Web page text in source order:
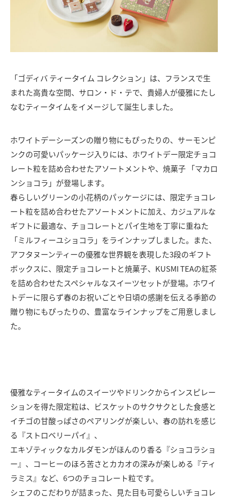
「ゴディバ ティータイム コレクション」は、フランスで生
まれた高貴な空間、サロン・ド・テで、貴婦人が優雅にたし
なむティータイムをイメージして誕生しました。
ホワイトデーシーズンの贈り物にもぴったりの、サーモンピ
ンクの可愛いパッケージ入りには、ホワイトデー限定チョコ
レート粒を詰め合わせたアソートメントや、焼菓子 「マカロ
ンショコラ」が登場します。
春らしいグリーンの小花柄のパッケージには、限定チョコレ
ート粒を詰め合わせたアソートメントに加え、カジュアルな
ギフトに最適な、チョコレートとパイ生地を丁寧に重ねた
「ミルフィーユショコラ」をラインナップしました。また、
アフタヌーンティーの優雅な世界観を表現した3段のギフト
ボックスに、限定チョコレートと焼菓子、KUSMI TEAの紅茶
を詰め合わせたスペシャルなスイーツセットが登場。ホワイ
トデーに限らず春のお祝いごとや日頃の感謝を伝える季節の
贈り物にもぴったりの、豊富なラインナップをご用意しまし
た。
優雅なティータイムのスイーツやドリンクからインスピレー
ションを得た限定粒は、ビスケットのサクサクとした食感と
イチゴの甘酸っぱさのペアリングが楽しい、春の訪れを感じ
る『ストロベリーパイ』、
エキゾティックなカルダモンがほんのり香る『ショコラショ
ー』、コーヒーのほろ苦さとカカオの深みが楽しめる『ティ
ラミス』など、6つのチョコレート粒です。
シェフのこだわりが詰まった、見た目も可愛らしいチョコレ